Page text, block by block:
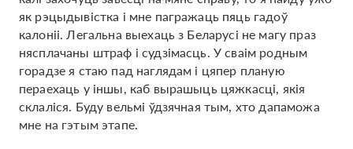
як рэцыдывістка і мне пагражаць пяць гадоў
калоніі. Легальна выехаць з Беларусі не магу праз
нясплачаны штраф і судзімасць. У сваім родным
горадзе я стаю пад наглядам і цяпер планую
пераехаць у іншы, каб вырашыць цяжкасці, якія
склаліся. Буду вельмі ўдзячная тым, хто дапаможа
мне на гэтым этапе.